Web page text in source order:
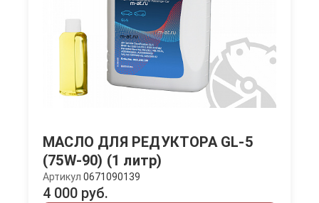
МАСЛО ДЛЯ РЕДУКТОРА GL-5
(75W-90) (1 литр)
Артикул 0671090139
4 000 руб.